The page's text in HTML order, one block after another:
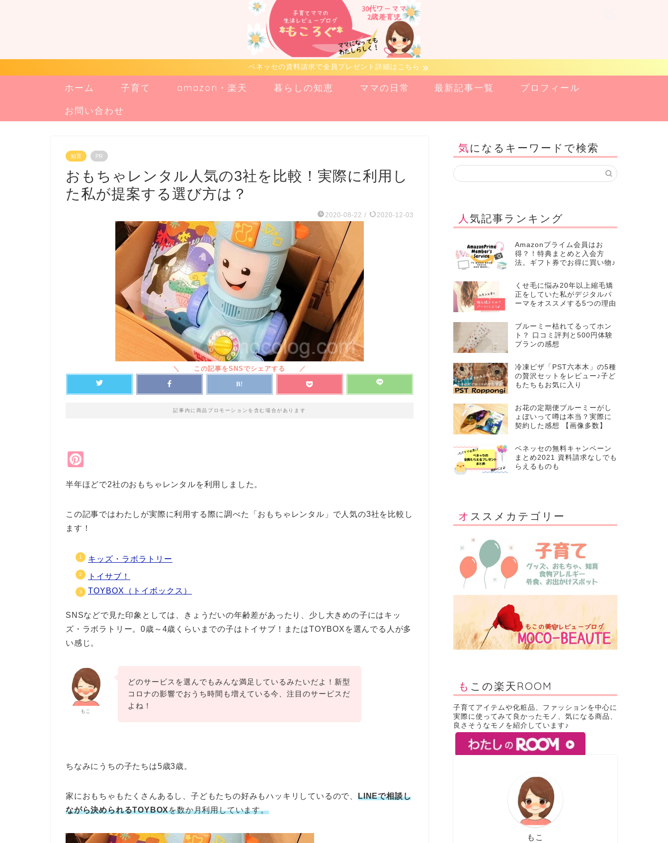
ベネッセの資料請求で全員プレゼント詳細はこちら
ホーム 子育て amazon・楽天 暮らしの知恵 ママの日常 最新記事一覧
プロフィール
お問い合わせ
知育 PR
おもちゃレンタル人気の3社を比較！実際に利用し
た私が提案する選び方は？
2020-08-22 / 2020-12-03
記事内に商品プロモーションを含む場合があります
er
e
st
半年ほどで2社のおもちゃレンタルを利用しました。
この記事ではわたしが実際に利用する際に調べた「おもちゃレンタル」で人気の3社を比較し
ます！
キッズ・ラボラトリー
トイサブ！
TOYBOX（トイボックス）
SNSなどで見た印象としては、きょうだいの年齢差があったり、少し大きめの子にはキッ
ズ・ラボラトリー。0歳～4歳くらいまでの子はトイサブ！またはTOYBOXを選んでる人が多
い感じ。
もこ
どのサービスを選んでもみんな満足しているみたいだよ！新型
コロナの影響でおうち時間も増えている今、注目のサービスだ
よね！
ちなみにうちの子たちは5歳3歳。
家におもちゃもたくさんあるし、子どもたちの好みもハッキリしているので、 LINEで相談し
ながら決められるTOYBOXを数か月利用しています。
気になるキーワードで検索
人気記事ランキング
Amazonプライム会員はお
得？！特典まとめと入会方
法。ギフト券でお得に買い物♪
くせ毛に悩み20年以上縮毛矯
正をしていた私がデジタルパ
ーマをオススメする5つの理由
ブルーミー枯れてるってホン
ト？ 口コミ評判と500円体験
プランの感想
冷凍ピザ「PST六本木」の5種
の贅沢セットをレビュー♪子ど
もたちもお気に入り
お花の定期便ブルーミーがし
ょぼいって噂は本当？実際に
契約した感想 【画像多数】
ベネッセの無料キャンペーン
まとめ2021 資料請求なしでも
らえるものも
オススメカテゴリー
もこの楽天ROOM
子育てアイテムや化粧品、ファッションを中心に
実際に使ってみて良かったモノ、気になる商品、
良さそうなモノを紹介しています♪
もこ